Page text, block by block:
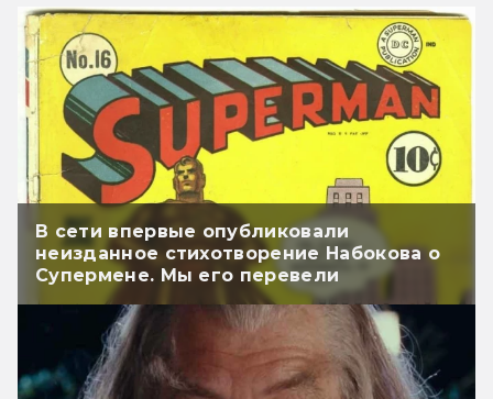
В сети впервые опубликовали
неизданное стихотворение Набокова о
Супермене. Мы его перевели